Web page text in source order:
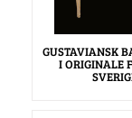
GUSTAVIANSK
I ORIGINALE